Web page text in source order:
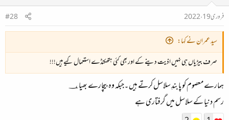
فروری 19، 2022
#28
سید عمران نے کہا:
صرف بیڑیاں ہی نہیں اذیت دینے کے اور بھی کئی ہتھکنڈے استعمال کیے ہیں!!!
ہمارے معصوم کو پابندِ سلاسل کرتے ہیں ۔جبکہ وہ بیچارے بھیا ؀
رسم دنیا کے سلاسل میں گرفتاری ہے